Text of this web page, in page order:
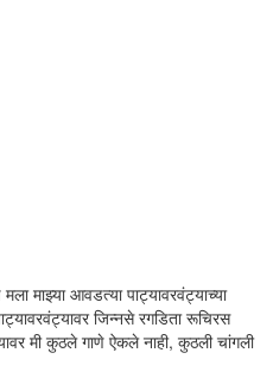
माझ्या आवडत्या पाट्यावरवंट्याच्या
जिन्नसे रगडिता रूचिरस
मी कुठले गाणे ऐकले नाही, कुठली चांगली